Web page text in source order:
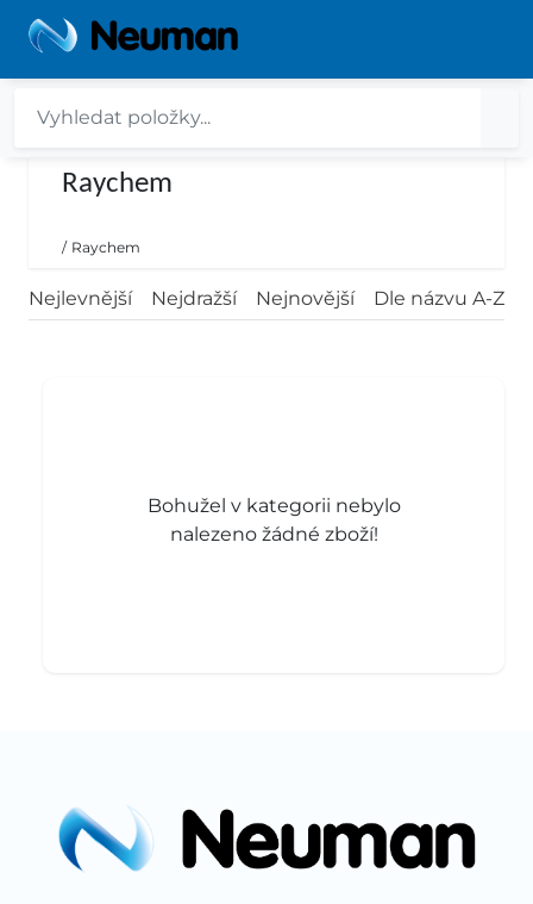
Raychem
/ Raychem
Nejlevnější Nejdražší Nejnovější Dle názvu A-Z
Bohužel v kategorii nebylo
nalezeno žádné zboží!